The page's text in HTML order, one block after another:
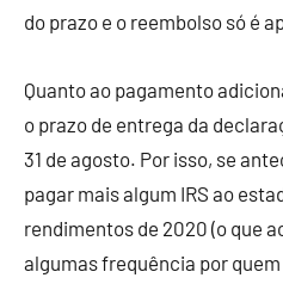
do prazo e o reembolso só é
Quanto ao pagamento
o prazo de entrega da
31 de agosto. Por isso, se
pagar mais algum IRS ao
rendimentos de 2020 (o que
algumas frequência por